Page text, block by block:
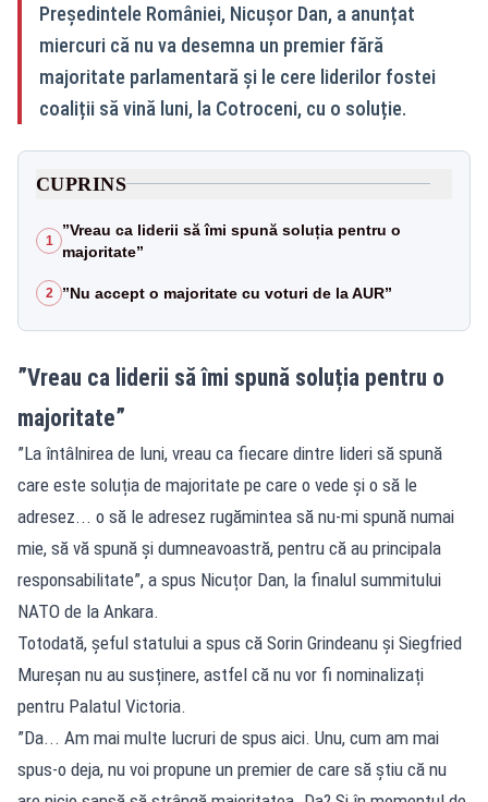
Președintele României, Nicușor Dan, a anunțat
miercuri că nu va desemna un premier fără
majoritate parlamentară și le cere liderilor fostei
coaliții să vină luni, la Cotroceni, cu o soluție.
CUPRINS
1
”Vreau ca liderii să îmi spună soluția pentru o
majoritate”
2 ”Nu accept o majoritate cu voturi de la AUR”
”Vreau ca liderii să îmi spună soluția pentru o
majoritate”
”La întâlnirea de luni, vreau ca fiecare dintre lideri să spună
care este soluția de majoritate pe care o vede și o să le
adresez... o să le adresez rugămintea să nu-mi spună numai
mie, să vă spună și dumneavoastră, pentru că au principala
responsabilitate”, a spus Nicuțor Dan, la finalul summitului
NATO de la Ankara.
Totodată, șeful statului a spus că Sorin Grindeanu și Siegfried
Mureșan nu au susținere, astfel că nu vor fi nominalizați
pentru Palatul Victoria.
”Da... Am mai multe lucruri de spus aici. Unu, cum am mai
spus-o deja, nu voi propune un premier de care să știu că nu